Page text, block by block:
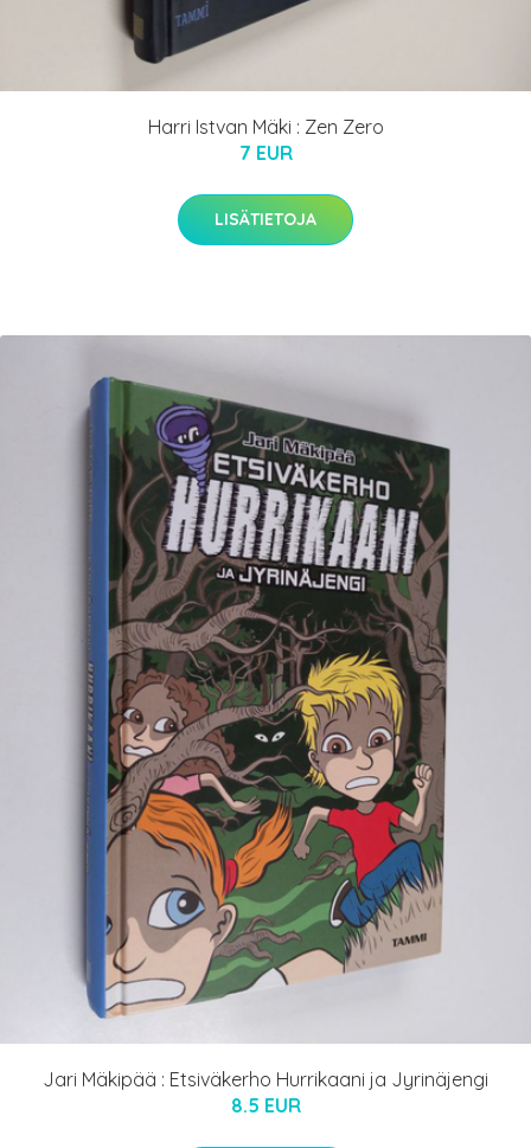
Harri Istvan Mäki : Zen Zero
7 EUR
LISÄTIETOJA
Jari Mäkipää : Etsiväkerho Hurrikaani ja Jyrinäjengi
8.5 EUR